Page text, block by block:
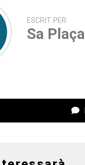
ESCRIT PER
Sa Plaça